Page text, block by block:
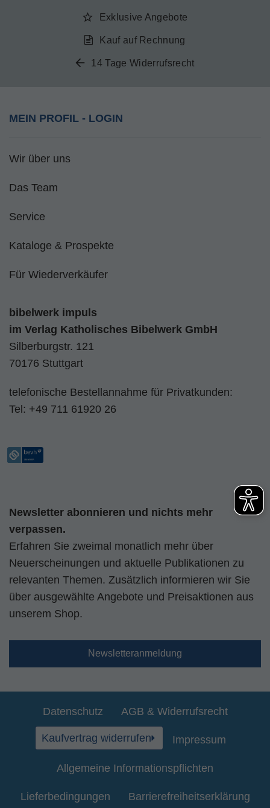
Exklusive Angebote
Kauf auf Rechnung
14 Tage Widerrufsrecht
MEIN PROFIL - LOGIN
Wir über uns
Das Team
Service
Kataloge & Prospekte
Für Wiederverkäufer
bibelwerk impuls
im Verlag Katholisches Bibelwerk GmbH
Silberburgstr. 121
70176 Stuttgart
telefonische Bestellannahme für Privatkunden:
Tel: +49 711 61920 26
Newsletter abonnieren und nichts mehr
verpassen.
Erfahren Sie zweimal monatlich mehr über
Neuerscheinungen und aktuelle Publikationen zu
relevanten Themen. Zusätzlich informieren wir Sie
über ausgewählte Angebote und Preisaktionen aus
unserem Shop.
Newsletteranmeldung
Datenschutz AGB & Widerrufsrecht
Kaufvertrag widerrufen Impressum
Allgemeine Informationspflichten
Lieferbedingungen Barrierefreiheitserklärung